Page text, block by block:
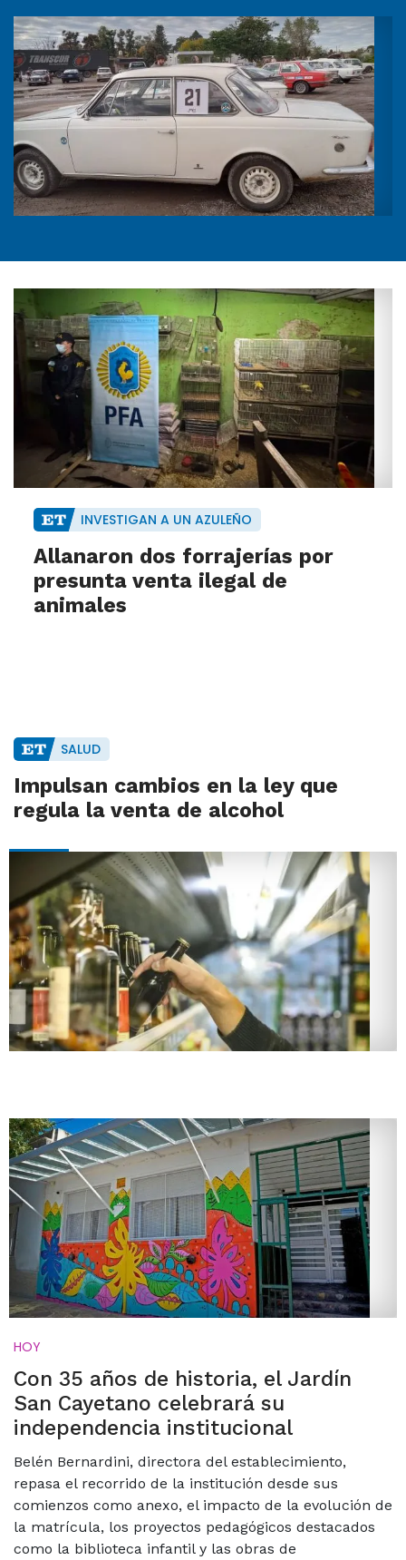
INVESTIGAN A UN AZULEÑO
Allanaron dos forrajerías por
presunta venta ilegal de
animales
SALUD
Impulsan cambios en la ley que
regula la venta de alcohol
HOY
Con 35 años de historia, el Jardín
San Cayetano celebrará su
independencia institucional
Belén Bernardini, directora del establecimiento,
repasa el recorrido de la institución desde sus
comienzos como anexo, el impacto de la evolución de
la matrícula, los proyectos pedagógicos destacados
como la biblioteca infantil y las obras de